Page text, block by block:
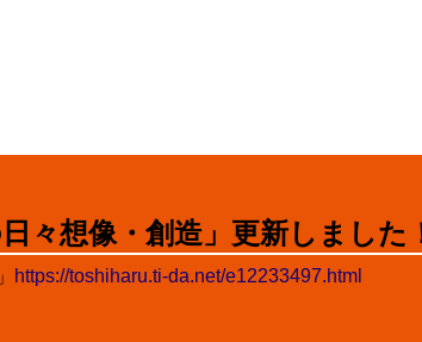
々想像・創造」更新しました
https://toshiharu.ti-da.net/e12233497.html